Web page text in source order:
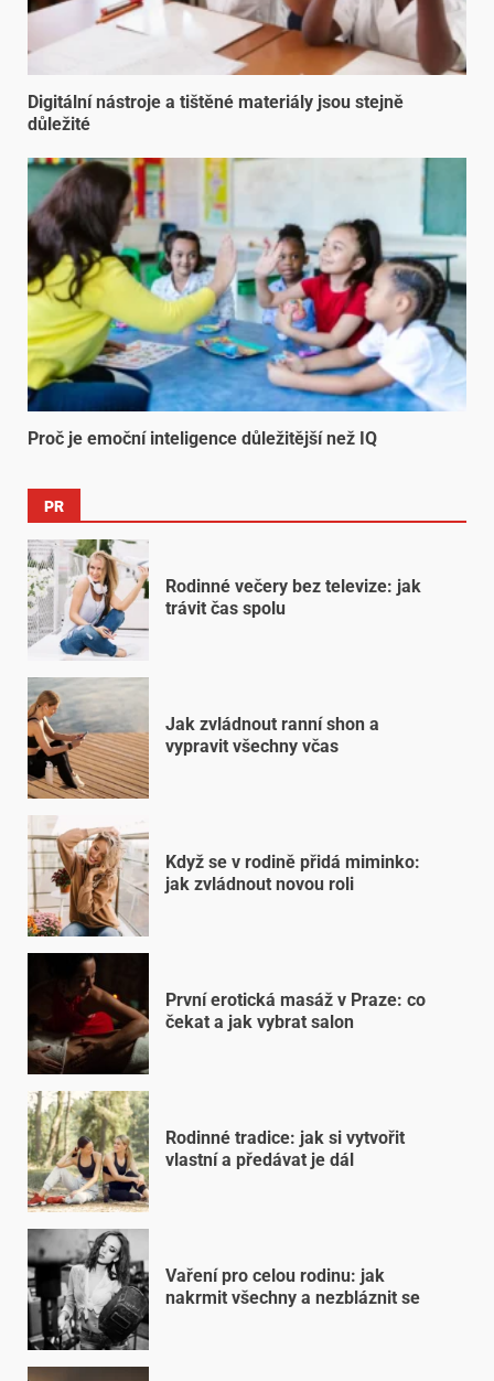
Digitální nástroje a tištěné materiály jsou stejně
důležité
Proč je emoční inteligence důležitější než IQ
PR
Rodinné večery bez televize: jak
trávit čas spolu
Jak zvládnout ranní shon a
vypravit všechny včas
Když se v rodině přidá miminko:
jak zvládnout novou roli
První erotická masáž v Praze: co
čekat a jak vybrat salon
Rodinné tradice: jak si vytvořit
vlastní a předávat je dál
Vaření pro celou rodinu: jak
nakrmit všechny a nezbláznit se